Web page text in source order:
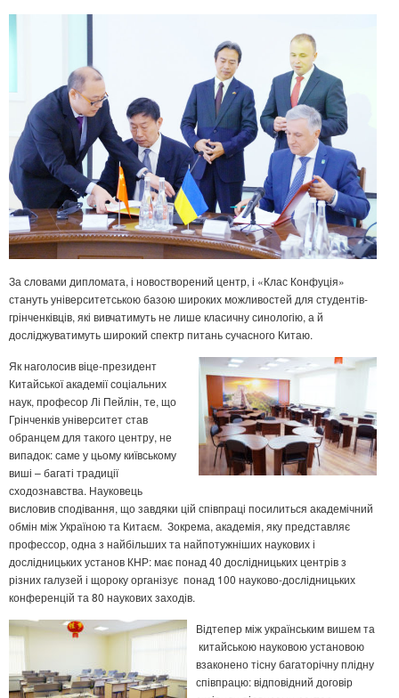
За словами дипломата, і новостворений центр, і «Клас Конфуція»
стануть університетською базою широких можливостей для студентів-
грінченківців, які вивчатимуть не лише класичну синологію, а й
досліджуватимуть широкий спектр питань сучасного Китаю.
Як наголосив віце-президент
Китайської академії соціальних
наук, професор Лі Пейлін, те, що
Грінченків університет став
обранцем для такого центру, не
випадок: саме у цьому київському
виші – багаті традиції
сходознавства. Науковець
висловив сподівання, що завдяки цій співпраці посилиться академічний
обмін між Україною та Китаєм. Зокрема, академія, яку представляє
профессор, одна з найбільших та найпотужніших наукових і
дослідницьких установ КНР: має понад 40 дослідницьких центрів з
різних галузей і щороку організує понад 100 науково-дослідницьких
конференцій та 80 наукових заходів.
Відтепер між українським вишем та
китайською науковою установою
взаконено тісну багаторічну плідну
співпрацю: відповідний договір